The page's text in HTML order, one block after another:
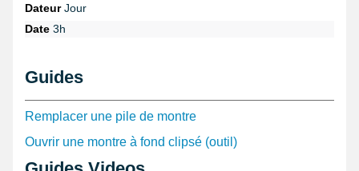
DateurJour
Date 3h
Guides
Remplacer une pile de montre
Ouvrir une montre à fond clipsé (outil)